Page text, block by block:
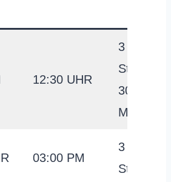
12:30 UHR
3
Stunden
30
Minuten
03:00 PM
3
Stunden